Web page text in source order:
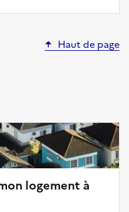
Haut de page
logement à